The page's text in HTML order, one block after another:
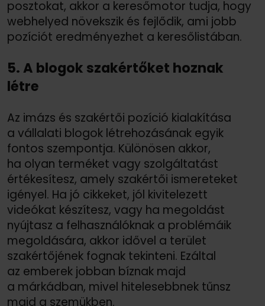
posztokat, akkor a keresőmotor tudja, hogy
webhelyed növekszik és fejlődik, ami jobb
pozíciót eredményezhet a keresőlistában.
5. A blogok szakértőket hoznak
létre
Az imázs és szakértői pozíció kialakítása
a vállalati blogok létrehozásának egyik
fontos szempontja. Különösen akkor,
ha olyan terméket vagy szolgáltatást
értékesítesz, amely szakértői ismereteket
igényel. Ha jó cikkeket, jól kivitelezett
videókat készítesz, vagy ha megoldást
nyújtasz a felhasználóknak a problémáik
megoldására, akkor idővel a terület
szakértőjének fognak tekinteni. Ezáltal
az emberek jobban bíznak majd
a márkádban, mivel hitelesebbnek tűnsz
majd a szemükben.